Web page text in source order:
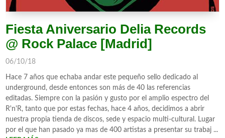
Fiesta Aniversario Delia Records
@ Rock Palace [Madrid]
06/10/18
Hace 7 años que echaba andar este pequeño sello dedicado al
underground, desde entonces son más de 40 las referencias
editadas. Siempre con la pasión y gusto por el amplio espectro del
R'n'R, tanto que por estas fechas, hace 4 años, decidimos a abrir
nuestra propia tienda de discos, sede y espacio multi-cultural. Lugar
por el que han pasado ya mas de 400 artistas a presentar su trabaj ...